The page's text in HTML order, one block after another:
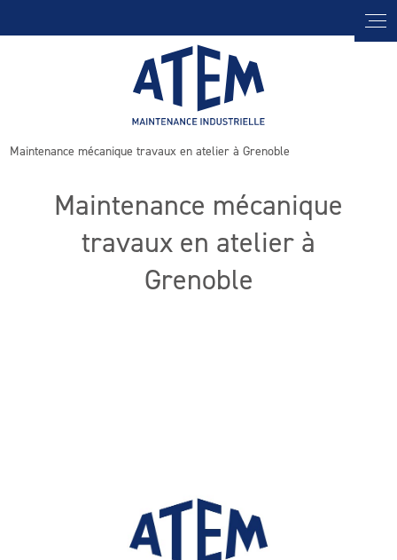
Maintenance mécanique travaux en atelier à Grenoble
Maintenance mécanique
travaux en atelier à
Grenoble